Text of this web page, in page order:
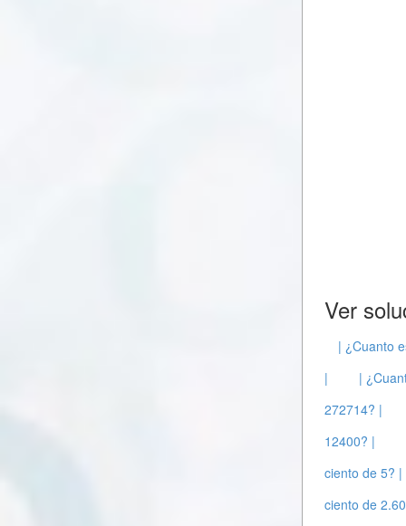
Ver
| ¿Cuanto
|
|
272714? |
12400? |
ciento de 5? |
ciento de